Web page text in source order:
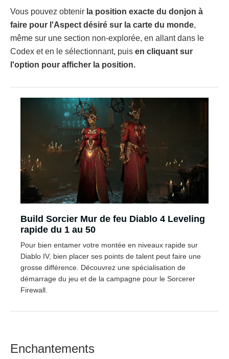
Vous pouvez obtenir la position exacte du donjon à
faire pour l'Aspect désiré sur la carte du monde,
même sur une section non-explorée, en allant dans le
Codex et en le sélectionnant, puis en cliquant sur
l'option pour afficher la position.
Build Sorcier Mur de feu Diablo 4 Leveling
rapide du 1 au 50
Pour bien entamer votre montée en niveaux rapide sur
Diablo IV, bien placer ses points de talent peut faire une
grosse différence. Découvrez une spécialisation de
démarrage du jeu et de la campagne pour le Sorcerer
Firewall.
Enchantements